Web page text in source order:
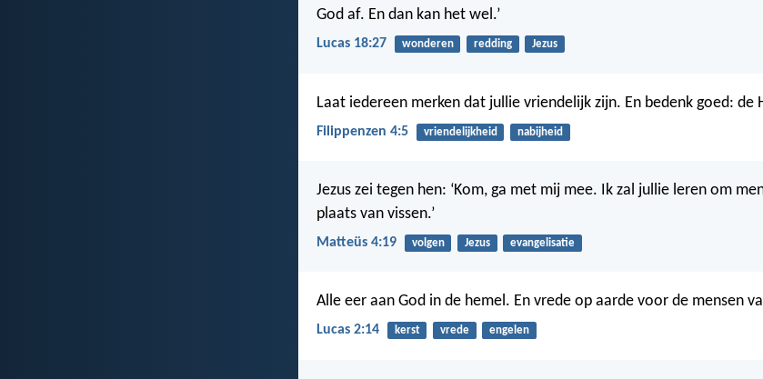
God af. En dan kan het wel.’
Lucas 18:27 wonderen redding Jezus
Laat iedereen merken dat jullie vriendelijk zijn. En bedenk goed: de
Filippenzen 4:5 vriendelijkheid nabijheid
Jezus zei tegen hen: ‘Kom, ga met mij mee. Ik zal jullie leren om
plaats van vissen.’
Matteüs 4:19 volgen Jezus evangelisatie
Alle eer aan God in de hemel. En vrede op aarde voor de mensen
Lucas 2:14 kerst vrede engelen